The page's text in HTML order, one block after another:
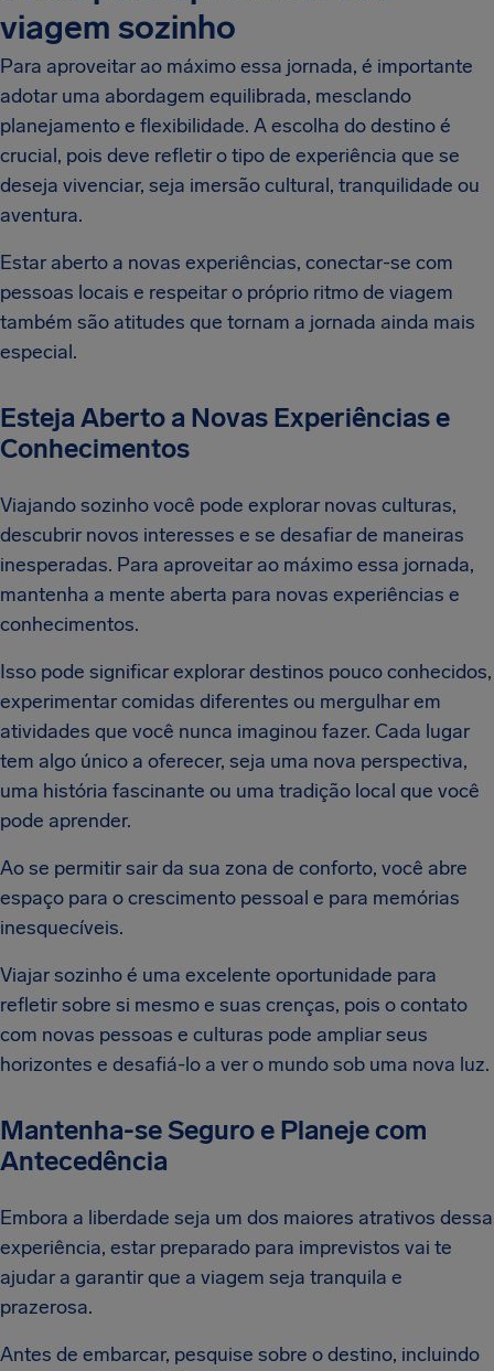
viagem sozinho
Para aproveitar ao máximo essa jornada, é importante
adotar uma abordagem equilibrada, mesclando
planejamento e flexibilidade. A escolha do destino é
crucial, pois deve refletir o tipo de experiência que se
deseja vivenciar, seja imersão cultural, tranquilidade ou
aventura.
Estar aberto a novas experiências, conectar-se com
pessoas locais e respeitar o próprio ritmo de viagem
também são atitudes que tornam a jornada ainda mais
especial.
Esteja Aberto a Novas Experiências e
Conhecimentos
Viajando sozinho você pode explorar novas culturas,
descubrir novos interesses e se desafiar de maneiras
inesperadas. Para aproveitar ao máximo essa jornada,
mantenha a mente aberta para novas experiências e
conhecimentos.
Isso pode significar explorar destinos pouco conhecidos,
experimentar comidas diferentes ou mergulhar em
atividades que você nunca imaginou fazer. Cada lugar
tem algo único a oferecer, seja uma nova perspectiva,
uma história fascinante ou uma tradição local que você
pode aprender.
Ao se permitir sair da sua zona de conforto, você abre
espaço para o crescimento pessoal e para memórias
inesquecíveis.
Viajar sozinho é uma excelente oportunidade para
refletir sobre si mesmo e suas crenças, pois o contato
com novas pessoas e culturas pode ampliar seus
horizontes e desafiá-lo a ver o mundo sob uma nova luz.
Mantenha-se Seguro e Planeje com
Antecedência
Embora a liberdade seja um dos maiores atrativos dessa
experiência, estar preparado para imprevistos vai te
ajudar a garantir que a viagem seja tranquila e
prazerosa.
Antes de embarcar, pesquise sobre o destino, incluindo